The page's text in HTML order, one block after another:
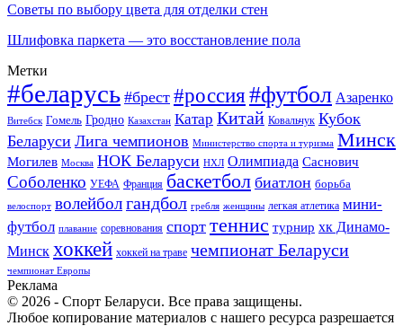
Советы по выбору цвета для отделки стен
Шлифовка паркета — это восстановление пола
Метки
#беларусь #брест #россия#футбол Азаренко
Витебск Гомель Гродно Казахстан Катар Китай Ковальчук Кубок
Беларуси Лига чемпионов Министерство спорта и туризма Минск
Могилев Москва НОК Беларуси НХЛ Олимпиада Саснович
Соболенко УЕФА Франция баскетбол биатлон борьба
велоспорт волейболгандбол гребля женщины легкая атлетика мини-
футбол плавание соревнования спорт теннис турнир хк Динамо-
Минск хоккей хоккей на траве чемпионат Беларуси
чемпионат Европы
Реклама
© 2026 - Спорт Беларуси. Все права защищены.
Любое копирование материалов с нашего ресурса разрешается